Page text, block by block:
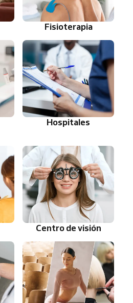
Fisioterapia
Hospitales
Centro de visión